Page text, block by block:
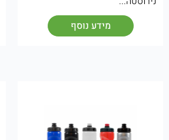
מידע נוסף